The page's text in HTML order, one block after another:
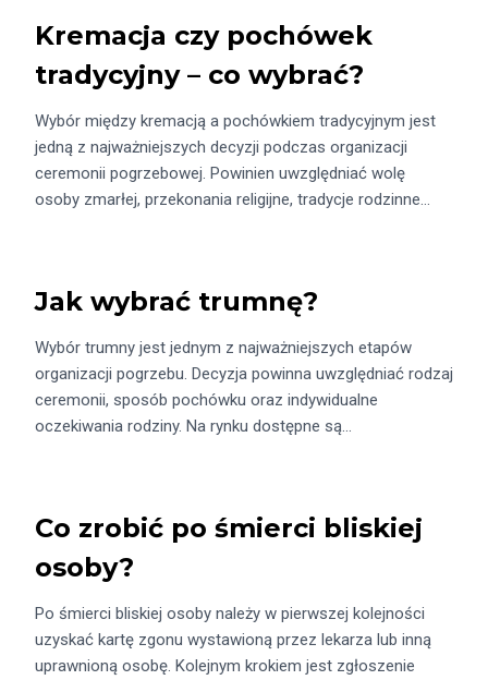
Kremacja czy pochówek
tradycyjny – co wybrać?
Wybór między kremacją a pochówkiem tradycyjnym jest
jedną z najważniejszych decyzji podczas organizacji
ceremonii pogrzebowej. Powinien uwzględniać wolę
osoby zmarłej, przekonania religijne, tradycje rodzinne…
Jak wybrać trumnę?
Wybór trumny jest jednym z najważniejszych etapów
organizacji pogrzebu. Decyzja powinna uwzględniać rodzaj
ceremonii, sposób pochówku oraz indywidualne
oczekiwania rodziny. Na rynku dostępne są…
Co zrobić po śmierci bliskiej
osoby?
Po śmierci bliskiej osoby należy w pierwszej kolejności
uzyskać kartę zgonu wystawioną przez lekarza lub inną
uprawnioną osobę. Kolejnym krokiem jest zgłoszenie